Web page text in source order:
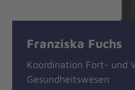
Franziska Fuchs
Koordination Fort- und
Gesundheitswesen